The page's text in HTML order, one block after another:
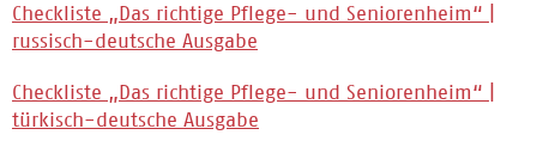
Checkliste „Das richtige Pflege- und Seniorenheim“ |
russisch-deutsche Ausgabe
Checkliste „Das richtige Pflege- und Seniorenheim“ |
türkisch-deutsche Ausgabe